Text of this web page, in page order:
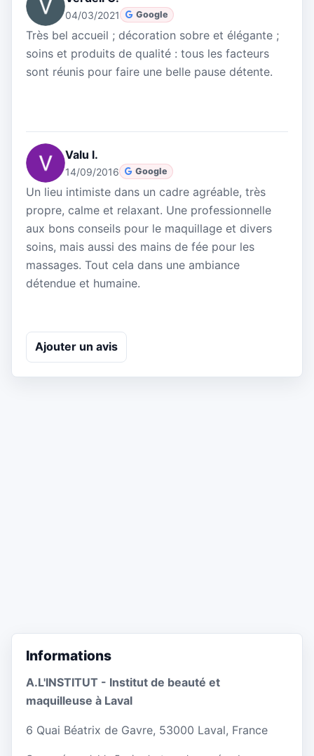
04/03/2021 Google
Très bel accueil ; décoration sobre et élégante ;
soins et produits de qualité : tous les facteurs
sont réunis pour faire une belle pause détente.
Valu l.
14/09/2016 Google
Un lieu intimiste dans un cadre agréable, très
propre, calme et relaxant. Une professionnelle
aux bons conseils pour le maquillage et divers
soins, mais aussi des mains de fée pour les
massages. Tout cela dans une ambiance
détendue et humaine.
Ajouter un avis
Informations
A.L'INSTITUT - Institut de beauté et
maquilleuse à Laval
6 Quai Béatrix de Gavre, 53000 Laval, France